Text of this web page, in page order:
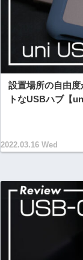
2022.03.16 Wed
設置場所の自由
トなUSBハブ【